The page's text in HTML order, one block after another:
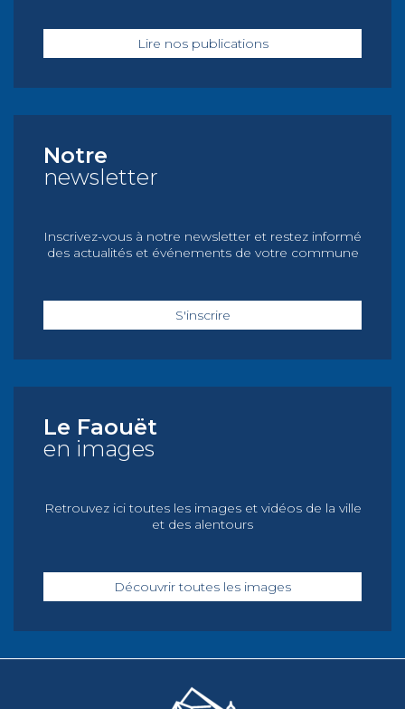
Lire nos publications
Notre
newsletter
Inscrivez-vous à notre newsletter et restez informé
des actualités et événements de votre commune
S'inscrire
Le Faouët
en images
Retrouvez ici toutes les images et vidéos de la ville
et des alentours
Découvrir toutes les images